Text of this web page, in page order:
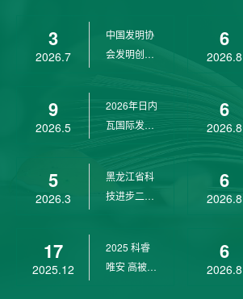
3
2026.7
中国发明协
会发明创业
9
2026.5
2026年日内
瓦国际发明
5
2026.3
黑龙江省科
技进步二等
17
2025.12
2025 科睿
唯安 高被引
6
2026.8
6
2026.8
6
2026.8
6
2026.8